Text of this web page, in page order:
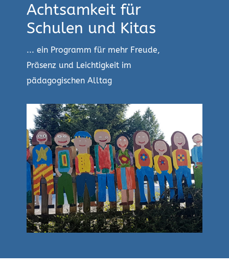
Achtsamkeit für
Schulen und Kitas
... ein Programm für mehr Freude,
Präsenz und Leichtigkeit im
pädagogischen Alltag